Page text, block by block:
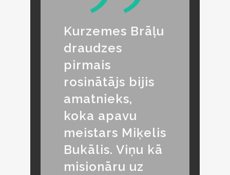
Kurzemes Brāļu
draudzes
pirmais
rosinātājs bijis
amatnieks,
koka apavu
meistars Miķelis
Bukālis. Viņu kā
misionāru uz